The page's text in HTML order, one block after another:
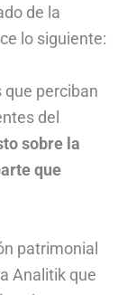
de la
lo siguiente:
que perciban
del
sobre la
que
patrimonial
Analitik que